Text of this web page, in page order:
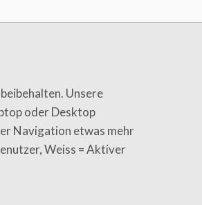
Unsere
oder Desktop
Navigation etwas mehr
Weiss = Aktiver